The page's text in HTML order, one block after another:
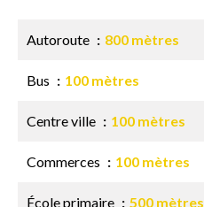
Autoroute 800 mètres
Bus 100 mètres
Centre ville 100 mètres
Commerces 100 mètres
École primaire 500 mètres